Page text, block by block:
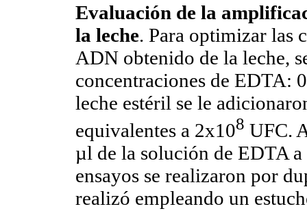
Evaluación de la
la leche. Para optimizar las
ADN obtenido de la leche,
concentraciones de EDTA:
leche estéril se le
equivalentes a 2x108 UFC.
µl de la solución de EDTA
ensayos se realizaron por
realizó empleando un